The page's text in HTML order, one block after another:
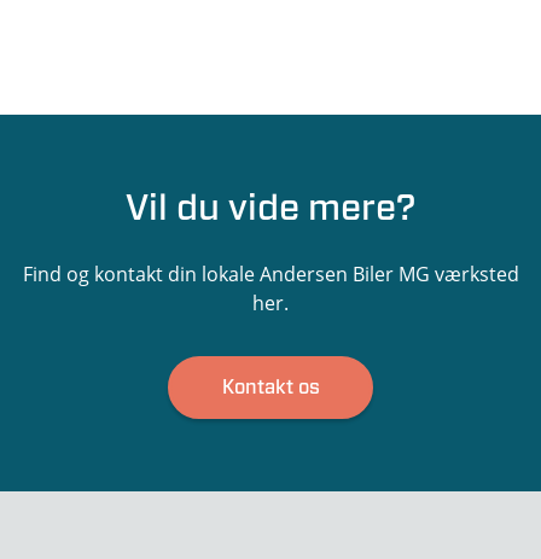
Vil du vide mere?
Find og kontakt din lokale Andersen Biler MG værksted
her.
Kontakt os